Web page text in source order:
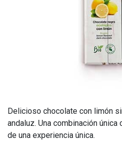
Delicioso chocolate con limón
andaluz. Una combinación
de una experiencia única.